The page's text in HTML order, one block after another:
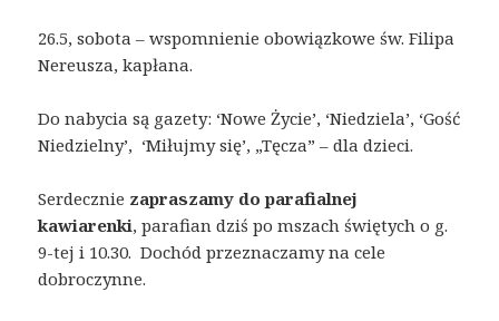
26.5, sobota – wspomnienie obowiązkowe św. Filipa
Nereusza, kapłana.
Do nabycia są gazety: ‘Nowe Życie’, ‘Niedziela’, ‘Gość
Niedzielny’, ‘Miłujmy się’, „Tęcza” – dla dzieci.
Serdecznie zapraszamy do parafialnej
kawiarenki, parafian dziś po mszach świętych o g.
9-tej i 10.30. Dochód przeznaczamy na cele
dobroczynne.